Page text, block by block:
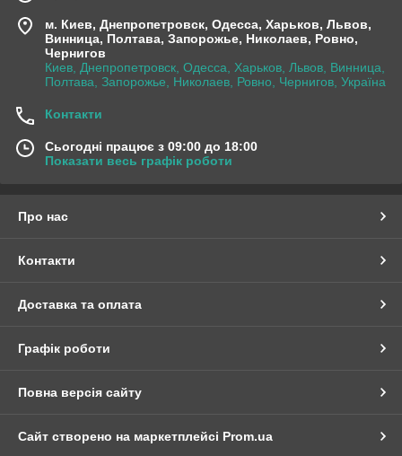
м. Киев, Днепропетровск, Одесса, Харьков, Львов,
Винница, Полтава, Запорожье, Николаев, Ровно,
Чернигов
Киев, Днепропетровск, Одесса, Харьков, Львов, Винница,
Полтава, Запорожье, Николаев, Ровно, Чернигов, Україна
Контакти
Сьогодні працює з 09:00 до 18:00
Показати весь графік роботи
Про нас
Контакти
Доставка та оплата
Графік роботи
Повна версія сайту
Сайт створено на маркетплейсі Prom.ua